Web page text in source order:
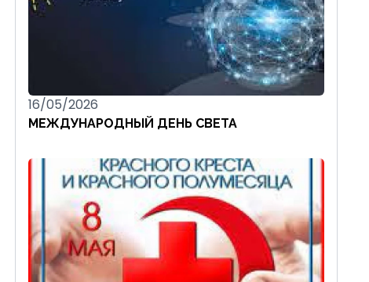
16/05/2026
МЕЖДУНАРОДНЫЙ ДЕНЬ СВЕТА